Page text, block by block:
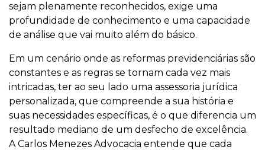
sejam plenamente reconhecidos, exige uma
profundidade de conhecimento e uma capacidade
de análise que vai muito além do básico.
Em um cenário onde as reformas previdenciárias são
constantes e as regras se tornam cada vez mais
intricadas, ter ao seu lado uma assessoria jurídica
personalizada, que compreende a sua história e
suas necessidades específicas, é o que diferencia um
resultado mediano de um desfecho de excelência.
A Carlos Menezes Advocacia entende que cada